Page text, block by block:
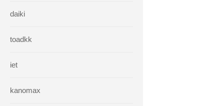
daiki
toadkk
iet
kanomax